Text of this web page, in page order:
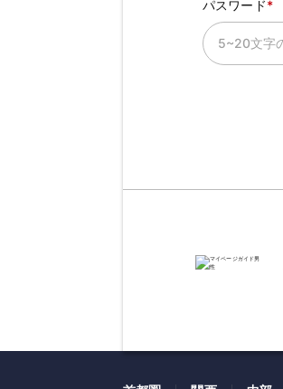
パスワード